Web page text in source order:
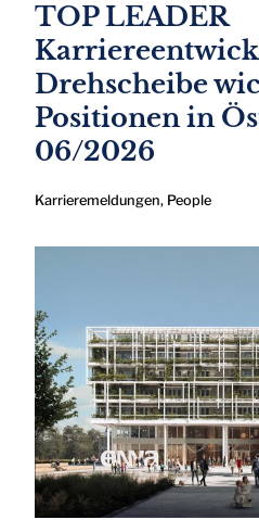
TOP LEADER
Drehscheibe
Positionen in
06/2026
Karrieremeldungen, People